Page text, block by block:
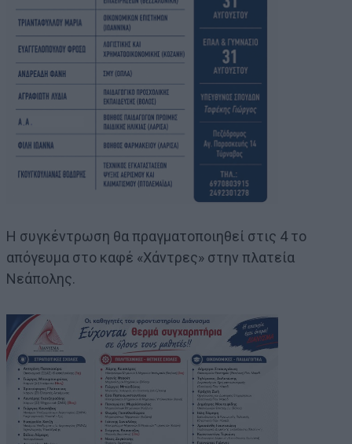
Η συγκέντρωση θα πραγματοποιηθεί στις 4 το
απόγευμα στο καφέ «Χάντρες» στην πλατεία
Νεάπολης.